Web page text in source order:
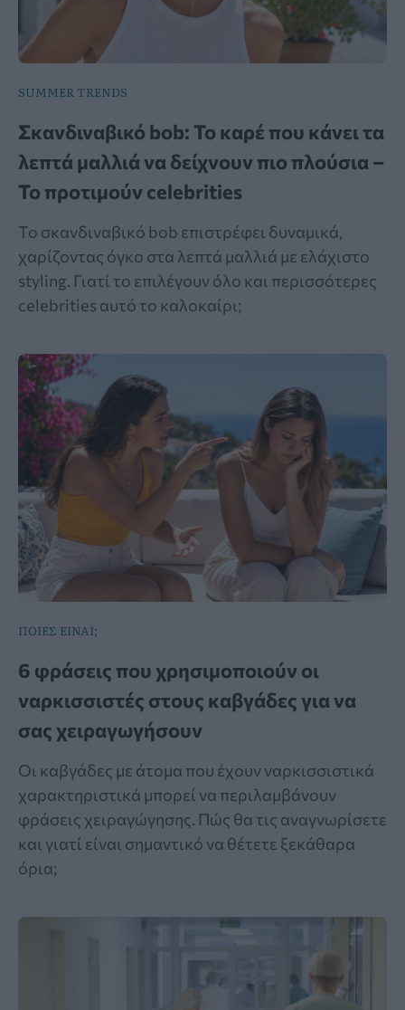
SUMMER TRENDS
Σκανδιναβικό bob: Το καρέ που κάνει τα
λεπτά μαλλιά να δείχνουν πιο πλούσια –
Το προτιμούν celebrities
Το σκανδιναβικό bob επιστρέφει δυναμικά,
χαρίζοντας όγκο στα λεπτά μαλλιά με ελάχιστο
styling. Γιατί το επιλέγουν όλο και περισσότερες
celebrities αυτό το καλοκαίρι;
ΠΟΙΕΣ ΕΙΝΑΙ;
6 φράσεις που χρησιμοποιούν οι
ναρκισσιστές στους καβγάδες για να
σας χειραγωγήσουν
Οι καβγάδες με άτομα που έχουν ναρκισσιστικά
χαρακτηριστικά μπορεί να περιλαμβάνουν
φράσεις χειραγώγησης. Πώς θα τις αναγνωρίσετε
και γιατί είναι σημαντικό να θέτετε ξεκάθαρα
όρια;